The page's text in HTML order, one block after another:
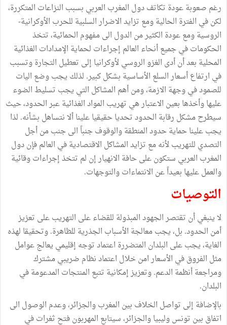
رغم صعوبة عودة تكاتف دول المغرب العربي بسبب النزاعات المتكررة،
لكن في الفترة الحالية ومع تزايد الاضرار السلبية للحرب الأوكرانية-
الروسية ومع عودة الكثير من الدول الى مفهوم الحمائية، تتخذ
الحكومات في جميع أنحاء العالم إجراءات لحماية الإمدادات الغذائية
المحلية بعد أن أدى الغزو الروسي لأوكرانيا إلى تعطيل التجارة وتسبب
في ارتفاع أسعار السلع الأساسية بشكل كبير. لذلك يجب وضع اليات
للصمود في وجهة الازمة، ومن أهم المشاكل التي يجب تسليط الضوء
عليها وأخذها بعين الاعتبار هي تهريب المواد الغذائية عبر الحدود، حيث
سيطرح مشكل رقابة الحدود تحديا حقيقيا علينا ألا نتساهل بشأنه. لذا
يجب علينا حماية حدود المنطقة والوقوف جنباً الى جنب من أجل
التصدي للتهريب لأنه مع تزايد المشاكل الاقتصادية في العالم فإن دول
المغرب العربي ستكون على حافة الانهيار إن لم تتخذ إجراءات وقائية
والعمل عليها بعيداً عن الانتماءات والتوجهات.
التوصيات
لا ينبغي أن تقتصر الجهود المبذولة للقضاء على التهريب على تعزيز
أمن الحدود. بل، يجب معالجة الأسباب الجذرية للظاهرة. وتحقيقا لهذه
الغاية، يجب على البلدان المتضررة اعتماد توجه إقليمي يعالج عوامل
مثل الفروق في الأسعار امن خلال اعتماد نظام ضريبي مشترك
ومراجعة أنظمة الدعم. وتعزيز إمكانية تتبع المنتجات المدعومة في
البلدان.
بالإضافة إلى تواصل الخلاف بين المغرب والجزائر، وعدم الوصول الى
اتفاق بين تونس وليبيا والجزائر، سيتابع المهربون فتح ثغرات في